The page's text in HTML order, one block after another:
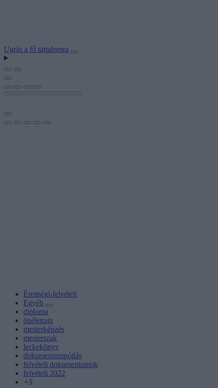
Ugrás a fő tartalomra
Érettségi-felvételi
Egyéb
diploma
önéletrajz
mesterképzés
mesterszak
leckekönyv
dokumentumpótlás
felvételi dokumentumok
felvételi 2022
+5